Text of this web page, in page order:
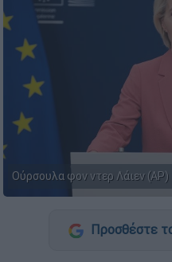
Ούρσουλα φον ντερ Λάιεν (AP)
Προσθέστε